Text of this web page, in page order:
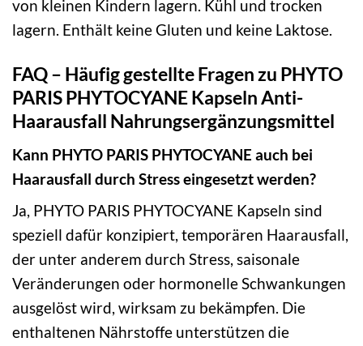
von kleinen Kindern lagern. Kühl und trocken
lagern. Enthält keine Gluten und keine Laktose.
FAQ – Häufig gestellte Fragen zu PHYTO
PARIS PHYTOCYANE Kapseln Anti-
Haarausfall Nahrungsergänzungsmittel
Kann PHYTO PARIS PHYTOCYANE auch bei
Haarausfall durch Stress eingesetzt werden?
Ja, PHYTO PARIS PHYTOCYANE Kapseln sind
speziell dafür konzipiert, temporären Haarausfall,
der unter anderem durch Stress, saisonale
Veränderungen oder hormonelle Schwankungen
ausgelöst wird, wirksam zu bekämpfen. Die
enthaltenen Nährstoffe unterstützen die